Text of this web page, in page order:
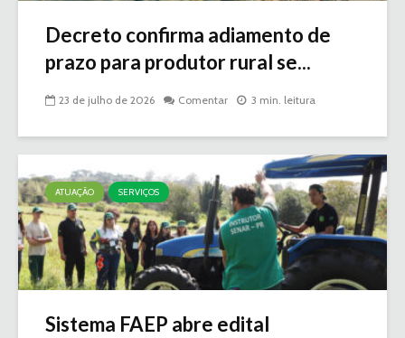
Decreto confirma adiamento de
prazo para produtor rural se...
23 de julho de 2026 Comentar 3 min. leitura
ATUAÇÃO SERVIÇOS
Sistema FAEP abre edital